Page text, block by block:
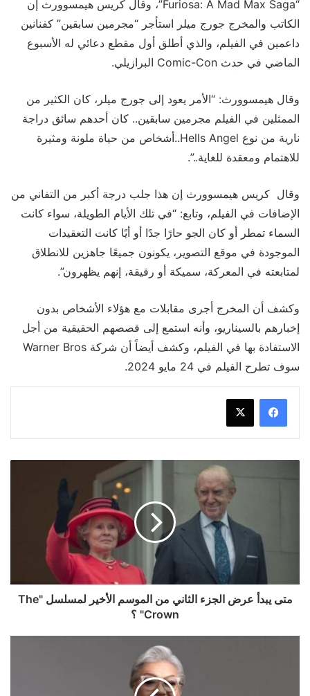
“Furiosa: A Mad Max Saga”، وقال كريس هيمسوورث إن
الكاتب والمخرج جورج ميلر استأجر “مجرمين سابقين” كفنانين
داعمين في الفيلم، والذي أطلق أول مقطع دعائي له الأسبوع
الماضي في حدث Comic-Con البرازيلي.
وقال هيمسوورث: “الأمر يعود إلى جورج ميلر، كان الكثير من
الممثلين في الفيلم مجرمين سابقين.. كان أحدهم سائق دراجة
نارية من نوع Hells Angel..أشخاص من حياة ملونة ومثيرة
للاهتمام ومعقدة للغاية..”.
وقال كريس هيمسوورث إن هذا جلب درجة أكبر من التفاني من
الإضافات في الفيلم، وتابع: “في تلك الأيام الطويلة، سواء كانت
السماء تمطر أو كان الجو حارًا جدًا أو أيًا كانت التعقيدات
الموجودة في موقع التصوير، يكونون جميعًا جاهزين للانطلاق
لمتابعته في المعركة، سميكة أو رقيقة، إنهم يظهرون”.
وكشف أن المخرج أجرى مقابلات مع هؤلاء الأشخاص بدون
إخبارهم بالسيناريو، وأنه استمع إلى قصصهم الحقيقية من أجل
الاستفادة بها في الفيلم، وكشف أيضاً أن شركة Warner Bros
سوف تطرح الفيلم في 24 مايو 2024.
لمسلسل
"The
متى يبدأ عرض الجزء الثاني من الموسم الأخير لمسلسل "The
Crown" ؟